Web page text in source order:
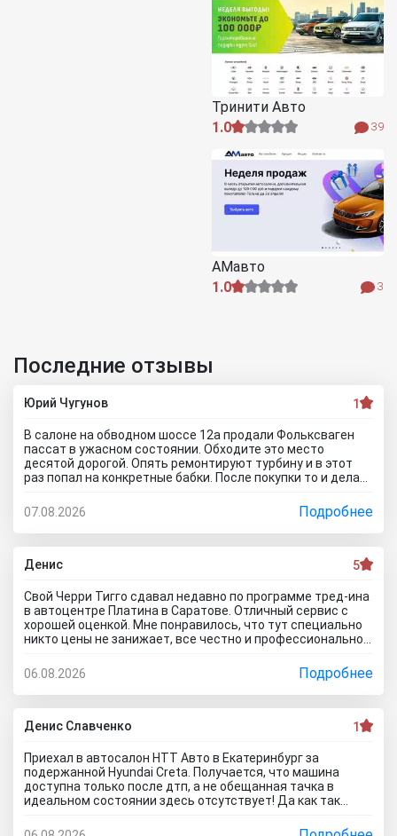
Тринити Авто
1.0
39
АМавто
1.0
3
Последние отзывы
Юрий Чугунов 1
В салоне на обводном шоссе 12а продали Фольксваген
пассат в ужасном состоянии. Обходите это место
десятой дорогой. Опять ремонтируют турбину и в этот
раз попал на конкретные бабки. После покупки то и делаю,
что все с машиной идеально, а сейчас ничего не могу
сделать по гарантийному ремонту. Аферисты хреновы! Я
когда спрашивают где купить автомобиль в Тольятти
говорю - где угодно но не в автосалоне М-Авто!
07.08.2026 Подробнее
Денис 5
Свой Черри Тигго сдавал недавно по программе тред-ина
в автоцентре Платина в Саратове. Отличный сервис с
хорошей оценкой. Мне понравилось, что тут специально
никто цены не занижает, все честно и профессионально.
предложили подготовку провести тут в салоне. Для
клиента это важно, самому возиться не надо. Сделали
все быстро и поставили нормальную цену. Теперь буду
ждать , пока тачку продадут, не сомневаюсь , что быстро
справятся так как тут работают профессионалы.
06.08.2026 Подробнее
Денис Славченко 1
Приехал в автосалон НТТ Авто в Екатеринбург за
подержанной Hyundai Creta. Получается, что машина
доступна только после дтп, а не обещанная тачка в
идеальном состоянии здесь отсутствует! Да как так
почти не ездила! Я ушел из салона, потому что мне такой